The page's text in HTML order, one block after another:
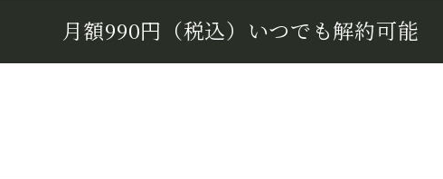
月額990円（税込） いつでも解約可能